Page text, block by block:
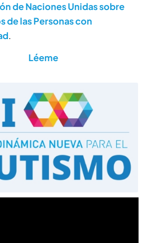
de Naciones Unidas sobre
de las Personas con
.
Léeme